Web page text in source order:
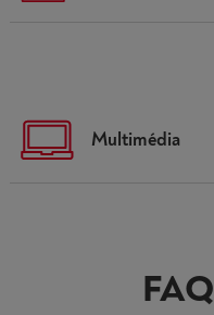
Multimédia
FAQ